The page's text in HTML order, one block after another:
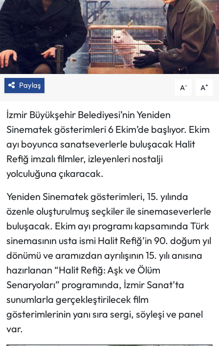
Paylaş A- A+
İzmir Büyükşehir Belediyesi’nin Yeniden
Sinematek gösterimleri 6 Ekim’de başlıyor. Ekim
ayı boyunca sanatseverlerle buluşacak Halit
Refiğ imzalı filmler, izleyenleri nostalji
yolculuğuna çıkaracak.
Yeniden Sinematek gösterimleri, 15. yılında
özenle oluşturulmuş seçkiler ile sinemaseverlerle
buluşacak. Ekim ayı programı kapsamında Türk
sinemasının usta ismi Halit Refiğ’in 90. doğum yıl
dönümü ve aramızdan ayrılışının 15. yılı anısına
hazırlanan “Halit Refiğ: Aşk ve Ölüm
Senaryoları” programında, İzmir Sanat’ta
sunumlarla gerçekleştirilecek film
gösterimlerinin yanı sıra sergi, söyleşi ve panel
var.